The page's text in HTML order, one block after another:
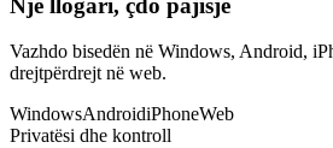
Një llogari, çdo pajisje
Vazhdo bisedën në Windows, Android,
drejtpërdrejt në web.
WindowsAndroidiPhoneWeb
Privatësi dhe kontroll